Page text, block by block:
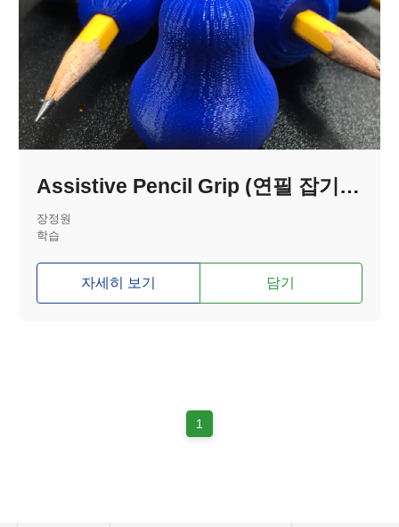
Assistive Pencil Grip (연필 잡기 도구)
장정원
학습
자세히 보기 담기
1